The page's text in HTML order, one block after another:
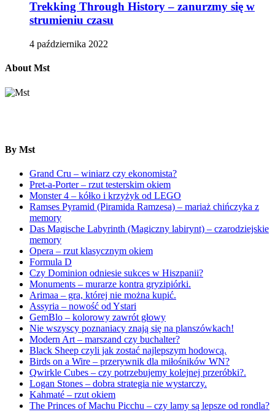
Trekking Through History – zanurzmy się w
strumieniu czasu
4 października 2022
About Mst
By Mst
Grand Cru – winiarz czy ekonomista?
Pret-a-Porter – rzut testerskim okiem
Monster 4 – kółko i krzyżyk od LEGO
Ramses Pyramid (Piramida Ramzesa) – mariaż chińczyka z
memory
Das Magische Labyrinth (Magiczny labirynt) – czarodziejskie
memory
Opera – rzut klasycznym okiem
Formula D
Czy Dominion odniesie sukces w Hiszpanii?
Monuments – murarze kontra gryzipiórki.
Arimaa – gra, której nie można kupić.
Assyria – nowość od Ystari
GemBlo – kolorowy zawrót głowy
Nie wszyscy poznaniacy znają się na planszówkach!
Modern Art – marszand czy buchalter?
Black Sheep czyli jak zostać najlepszym hodowcą.
Birds on a Wire – przerywnik dla miłośników WN?
Qwirkle Cubes – czy potrzebujemy kolejnej przeróbki?.
Logan Stones – dobra strategia nie wystarczy.
Kahmaté – rzut okiem
The Princes of Machu Picchu – czy lamy są lepsze od rondla?